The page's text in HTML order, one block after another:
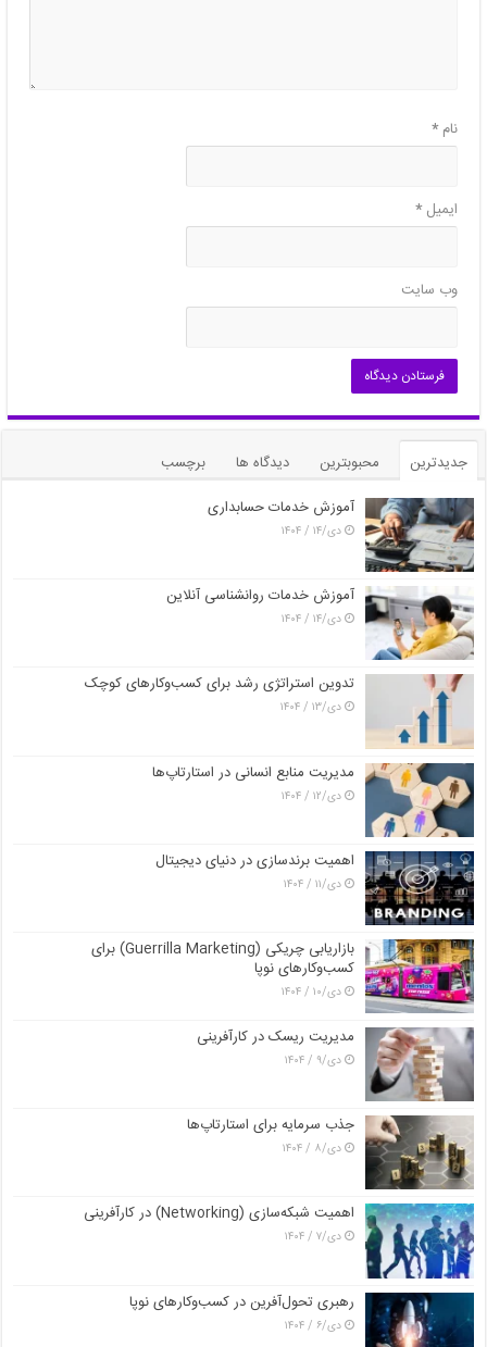
نام*
ایمیل*
وب‌ سایت
جدیدترین محبوبترین دیدگاه ها
برچسب
آموزش خدمات حسابداری
دی/۱۴ / ۱۴۰۴
آموزش خدمات روانشناسی آنلاین
دی/۱۴ / ۱۴۰۴
تدوین استراتژی رشد برای کسب‌وکارهای کوچک
دی/۱۳ / ۱۴۰۴
مدیریت منابع انسانی در استارتاپ‌ها
دی/۱۲ / ۱۴۰۴
اهمیت برندسازی در دنیای دیجیتال
دی/۱۱ / ۱۴۰۴
بازاریابی چریکی (Guerrilla Marketing) برای
کسب‌وکارهای نوپا
دی/۱۰ / ۱۴۰۴
مدیریت ریسک در کارآفرینی
دی/۹ / ۱۴۰۴
جذب سرمایه برای استارتاپ‌ها
دی/۸ / ۱۴۰۴
اهمیت شبکه‌سازی (Networking) در کارآفرینی
دی/۷ / ۱۴۰۴
رهبری تحول‌آفرین در کسب‌وکارهای نوپا
دی/۶ / ۱۴۰۴